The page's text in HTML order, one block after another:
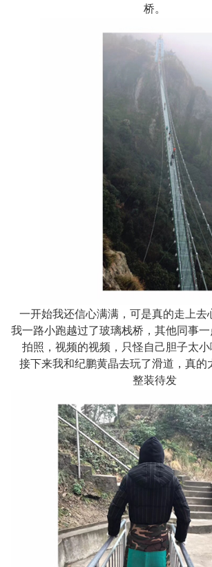
桥。
一开始我还信心满满，可是真的走上去
我一路小跑越过了玻璃栈桥，其他同事
拍照，视频的视频，只怪自己胆子太小
接下来我和纪鹏黄晶去玩了滑道，真的
整装待发